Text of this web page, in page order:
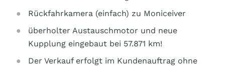
Rückfahrkamera (einfach) zu Moniceiver
überholter Austauschmotor und neue
Kupplung eingebaut bei 57.871 km!
Der Verkauf erfolgt im Kundenauftrag ohne